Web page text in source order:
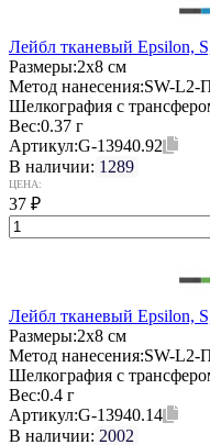
Лейбл тканевый Epsilon,
Размеры:2х8 см
Метод нанесения:SW-L2-
Шелкография с
Вес:0.37 г
Артикул:G-13940.92
В наличии: 1289
ЦЕНА:
37 ₽
Лейбл тканевый Epsilon,
Размеры:2х8 см
Метод нанесения:SW-L2-
Шелкография с
Вес:0.4 г
Артикул:G-13940.14
В наличии: 2002